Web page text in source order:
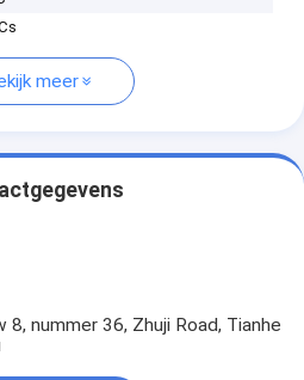
meer
8, nummer 36, Zhuji Road, Tianhe